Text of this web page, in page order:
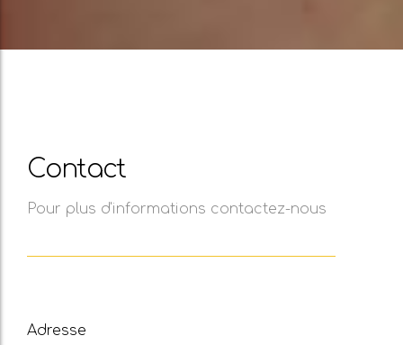
Contact
Pour plus d'informations contactez-nous
Adresse